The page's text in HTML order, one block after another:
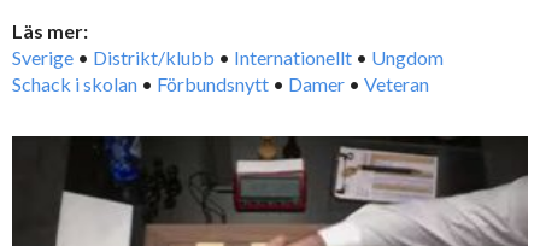
Läs mer:
Sverige • Distrikt/klubb • Internationellt • Ungdom
Schack i skolan • Förbundsnytt • Damer • Veteran